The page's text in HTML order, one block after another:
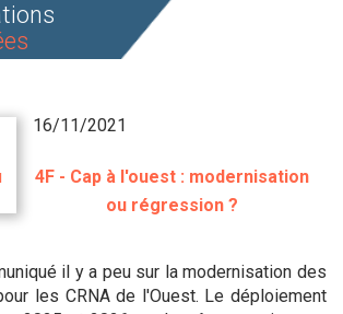
16/11/2021
4F - Cap à l'ouest : modernisation
ou régression ?
il y a peu sur la modernisation des
les CRNA de l'Ouest. Le déploiement